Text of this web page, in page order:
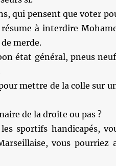
qui pensent que voter
à interdire
merde.
état général, pneus
mettre de la colle sur
de la droite ou pas ?
sportifs handicapés,
vous pourriez